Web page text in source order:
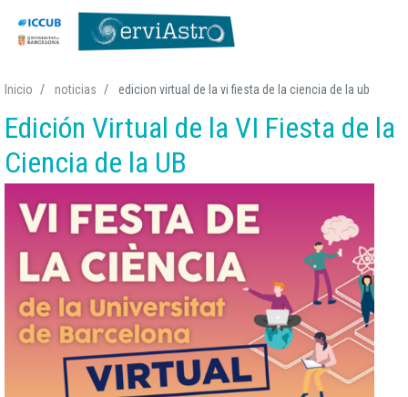
Pasar
contenido
Inicio noticias edicion virtual de la vi fiesta de la ciencia de la ub
Edición Virtual de la VI Fiesta de la
Ciencia de la UB